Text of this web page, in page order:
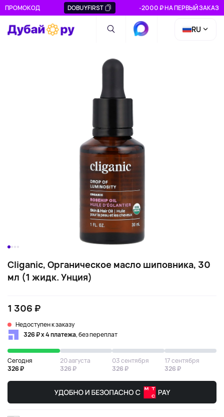
ПРОМОКОД DOBUYFIRST -2000 ₽ НА ПЕРВЫЙ ЗАКАЗ
RU
Cliganic, Органическое масло шиповника, 30
мл (1 жидк. Унция)
1 306 ₽
Недоступен к заказу
326 ₽ х 4 платежа, без переплат
Сегодня
326 ₽
20 августа
326 ₽
03 сентября
326 ₽
17 сентября
326 ₽